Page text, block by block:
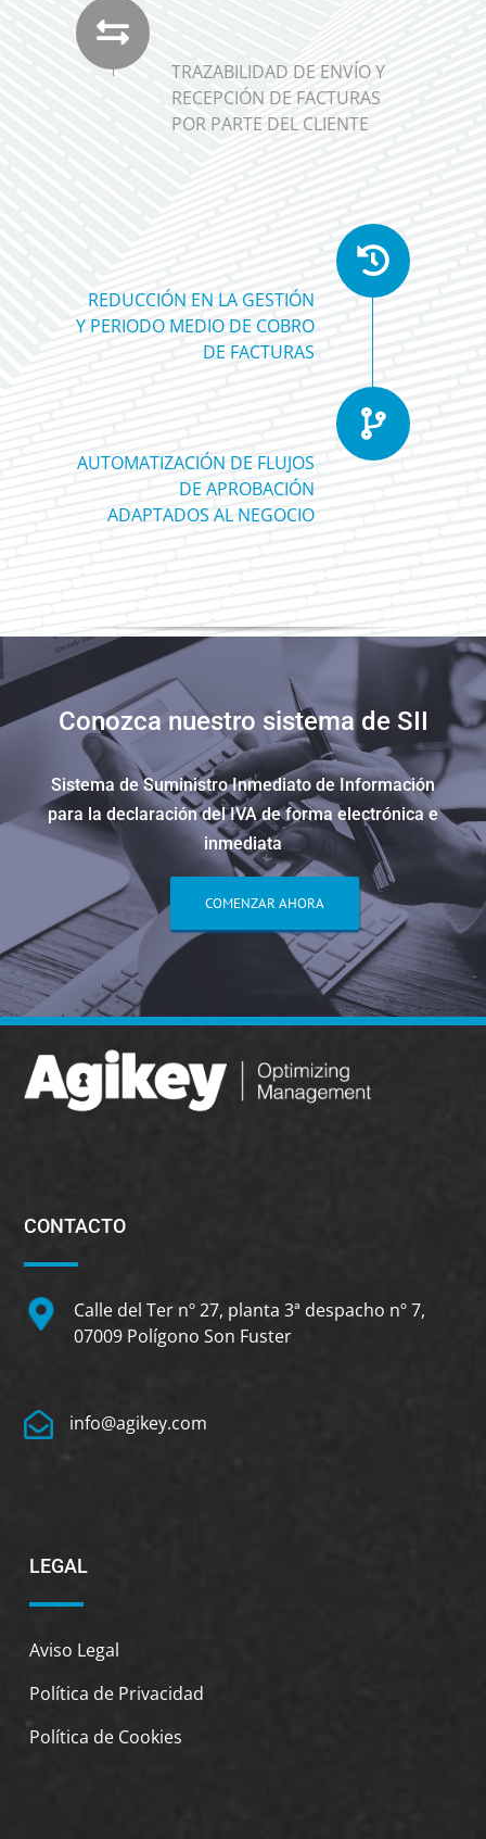
TRAZABILIDAD DE ENVÍO Y
RECEPCIÓN DE FACTURAS
POR PARTE DEL CLIENTE
REDUCCIÓN EN LA GESTIÓN
Y PERIODO MEDIO DE COBRO
DE FACTURAS
AUTOMATIZACIÓN DE FLUJOS
DE APROBACIÓN
ADAPTADOS AL NEGOCIO
Conozca nuestro sistema de SII
Sistema de Suministro Inmediato de Información
para la declaración del IVA de forma electrónica e
inmediata
COMENZAR AHORA
CONTACTO
Calle del Ter nº 27, planta 3ª despacho nº 7,
07009 Polígono Son Fuster
info@agikey.com
LEGAL
Aviso Legal
Política de Privacidad
Política de Cookies